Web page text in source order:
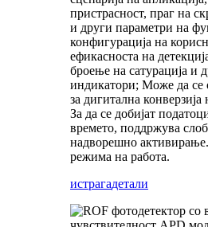
пристрасност, праг на
и други параметри на
конфигурација на
ефикасноста на
броење на сатурација и
индикатори; Може да се
за дигитална
За да се добијат
времето, поддржува
надворешно
режима на работа.
истрагадетали